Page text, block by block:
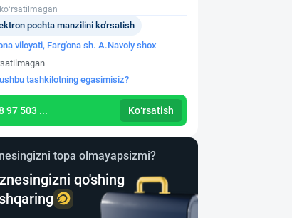
viloyati, Farg'ona sh. A.Navoiy shox
35-uy, 1-xonadon
pochta manzilini ko'rsatish
tashkilotning egasimisiz?
97 503 ... Ko‘rsatish
topa olmayapsizmi?
qo'shing